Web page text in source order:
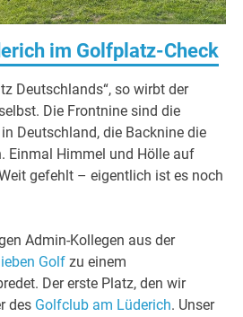
im Golfplatz-Check
Deutschlands“, so wirbt der
Die Frontnine sind die
Deutschland, die Backnine die
Einmal Himmel und Hölle auf
gefehlt – eigentlich ist es noch
Admin-Kollegen aus der
Golf zu einem
Der erste Platz, den wir
des Golfclub am Lüderich. Unser